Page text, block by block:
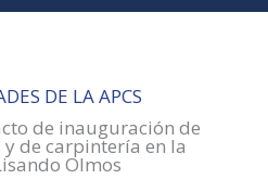
DE LA APCS
de inauguración de
de carpintería en la
Olmos